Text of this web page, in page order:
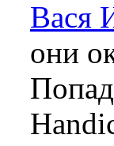
Вася
они